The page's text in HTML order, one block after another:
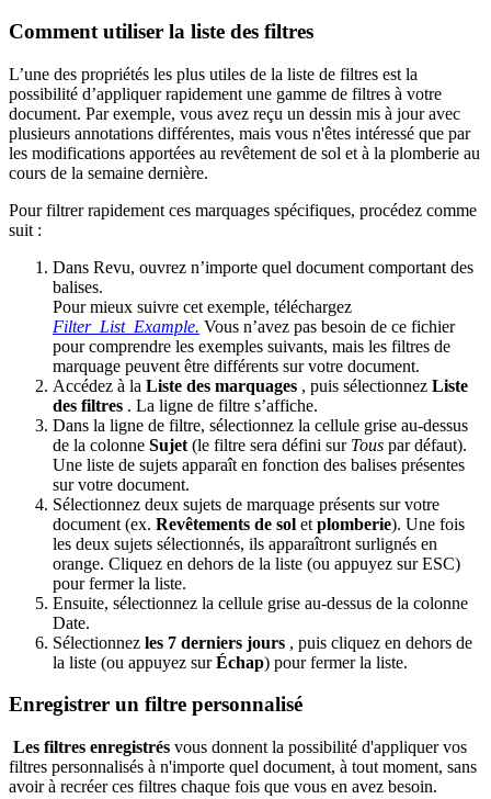
Comment utiliser la liste des filtres
L’une des propriétés les plus utiles de la liste de filtres est la
possibilité d’appliquer rapidement une gamme de filtres à votre
document. Par exemple, vous avez reçu un dessin mis à jour avec
plusieurs annotations différentes, mais vous n'êtes intéressé que par
les modifications apportées au revêtement de sol et à la plomberie au
cours de la semaine dernière.
Pour filtrer rapidement ces marquages spécifiques, procédez comme
suit :
Dans Revu, ouvrez n’importe quel document comportant des
balises.
Pour mieux suivre cet exemple, téléchargez
Filter_List_Example. Vous n’avez pas besoin de ce fichier
pour comprendre les exemples suivants, mais les filtres de
marquage peuvent être différents sur votre document.
Accédez à la Liste des marquages , puis sélectionnez Liste
des filtres . La ligne de filtre s’affiche.
Dans la ligne de filtre, sélectionnez la cellule grise au-dessus
de la colonne Sujet (le filtre sera défini sur Tous par défaut).
Une liste de sujets apparaît en fonction des balises présentes
sur votre document.
Sélectionnez deux sujets de marquage présents sur votre
document (ex. Revêtements de sol et plomberie). Une fois
les deux sujets sélectionnés, ils apparaîtront surlignés en
orange. Cliquez en dehors de la liste (ou appuyez sur ESC)
pour fermer la liste.
Ensuite, sélectionnez la cellule grise au-dessus de la colonne
Date.
Sélectionnez les 7 derniers jours , puis cliquez en dehors de
la liste (ou appuyez surÉchap) pour fermer la liste.
Enregistrer un filtre personnalisé
Les filtres enregistrés vous donnent la possibilité d'appliquer vos
filtres personnalisés à n'importe quel document, à tout moment, sans
avoir à recréer ces filtres chaque fois que vous en avez besoin.